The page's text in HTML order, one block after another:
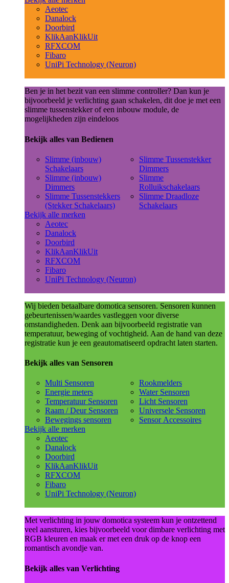
Aeotec
Danalock
Doorbird
KlikAanKlikUit
RFXCOM
Fibaro
UniPi Technology (Neuron)
Ben je in het bezit van een slimme controller? Dan kun je
bijvoorbeeld je verlichting gaan schakelen, dit doe je met een
slimme tussenstekker of een inbouw module, de
mogelijkheden zijn eindeloos
Bekijk alles van Bedienen
Slimme (inbouw)
Schakelaars
Slimme (inbouw)
Dimmers
Slimme Tussenstekkers
(Stekker Schakelaars)
Slimme Tussenstekker
Dimmers
Slimme
Rolluikschakelaars
Slimme Draadloze
Schakelaars
Bekijk alle merken
Aeotec
Danalock
Doorbird
KlikAanKlikUit
RFXCOM
Fibaro
UniPi Technology (Neuron)
Wij bieden betaalbare domotica sensoren. Sensoren kunnen
gebeurtenissen/waardes vastleggen voor diverse
omstandigheden. Denk aan bijvoorbeeld registratie van
temperatuur, beweging of vochtigheid. Aan de hand van deze
registratie kun je een geautomatiseerd opdracht laten starten.
Bekijk alles van Sensoren
Multi Sensoren
Energie meters
Temperatuur Sensoren
Raam / Deur Sensoren
Bewegings sensoren
Rookmelders
Water Sensoren
Licht Sensoren
Universele Sensoren
Sensor Accessoires
Bekijk alle merken
Aeotec
Danalock
Doorbird
KlikAanKlikUit
RFXCOM
Fibaro
UniPi Technology (Neuron)
Met verlichting in jouw domotica systeem kun je ontzettend
veel aansturen, kies bijvoorbeeld voor dimbare verlichting met
RGB kleuren en maak er met een druk op de knop een
romantisch avondje van.
Bekijk alles van Verlichting